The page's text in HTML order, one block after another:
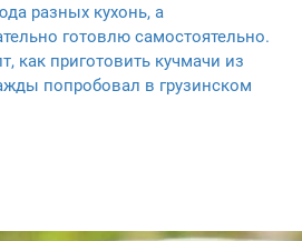
разных кухонь, а
готовлю самостоятельно.
как приготовить кучмачи из
попробовал в грузинском